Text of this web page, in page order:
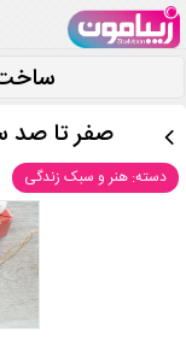
ساخت
صفر تا صد
دسته: هنر و سبک زندگی